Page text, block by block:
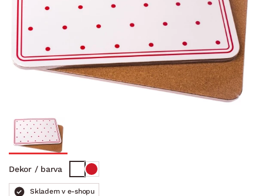
Dekor / barva
Skladem v e-shopu